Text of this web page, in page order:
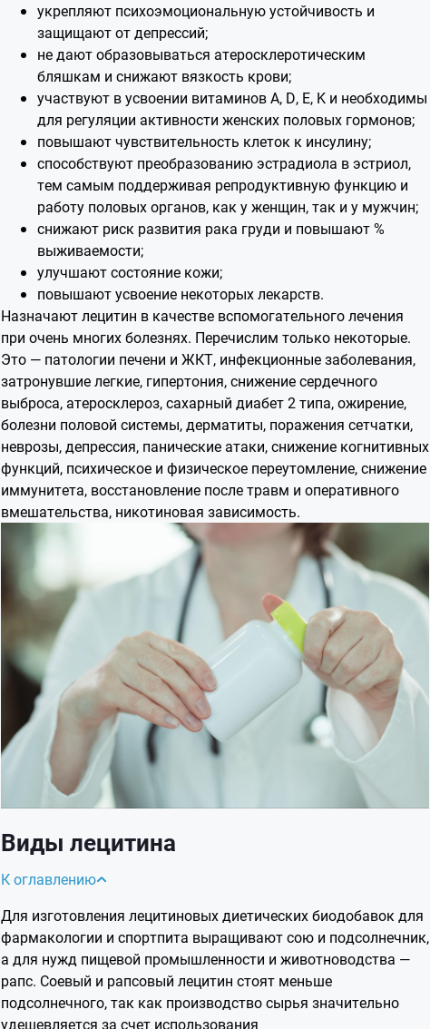
укрепляют психоэмоциональную устойчивость и
защищают от депрессий;
не дают образовываться атеросклеротическим
бляшкам и снижают вязкость крови;
участвуют в усвоении витаминов A, D, E, K и необходимы
для регуляции активности женских половых гормонов;
повышают чувствительность клеток к инсулину;
способствуют преобразованию эстрадиола в эстриол,
тем самым поддерживая репродуктивную функцию и
работу половых органов, как у женщин, так и у мужчин;
снижают риск развития рака груди и повышают %
выживаемости;
улучшают состояние кожи;
повышают усвоение некоторых лекарств.
Назначают лецитин в качестве вспомогательного лечения
при очень многих болезнях. Перечислим только некоторые.
Это — патологии печени и ЖКТ, инфекционные заболевания,
затронувшие легкие, гипертония, снижение сердечного
выброса, атеросклероз, сахарный диабет 2 типа, ожирение,
болезни половой системы, дерматиты, поражения сетчатки,
неврозы, депрессия, панические атаки, снижение когнитивных
функций, психическое и физическое переутомление, снижение
иммунитета, восстановление после травм и оперативного
вмешательства, никотиновая зависимость.
Виды лецитина
К оглавлению
Для изготовления лецитиновых диетических биодобавок для
фармакологии и спортпита выращивают сою и подсолнечник,
а для нужд пищевой промышленности и животноводства —
рапс. Соевый и рапсовый лецитин стоят меньше
подсолнечного, так как производство сырья значительно
удешевляется за счет использования